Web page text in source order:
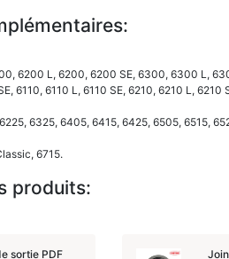
6200 L, 6200, 6200 SE, 6300, 6300 L,
6110, 6110 L, 6110 SE, 6210, 6210 L,
6325, 6405, 6415, 6425, 6505, 6515,
6715.
produits:
sortie PDF